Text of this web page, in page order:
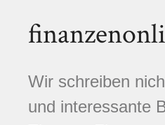
Wir schreiben
und interessante